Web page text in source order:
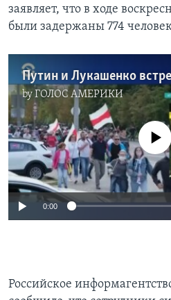
заявляет, что в ходе
были задержаны 774
Путин и Лукашенко
byГОЛОС АМЕРИКИ
No media source
0:00
Российское